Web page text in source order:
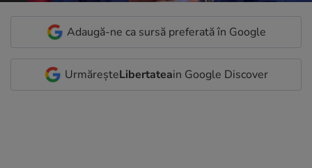
Adaugă-ne ca sursă preferată în Google
UrmăreșteLibertateain Google Discover